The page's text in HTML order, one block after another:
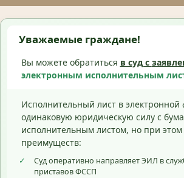
Уважаемые граждане!
Вы можете обратиться в суд с
электронным исполнительным
Исполнительный лист в
одинаковую юридическую силу с
исполнительным листом, но при
преимуществ:
✓
Суд оперативно направляет ЭИЛ в
приставов ФССП